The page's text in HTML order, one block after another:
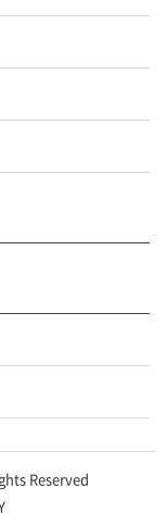
Reserved